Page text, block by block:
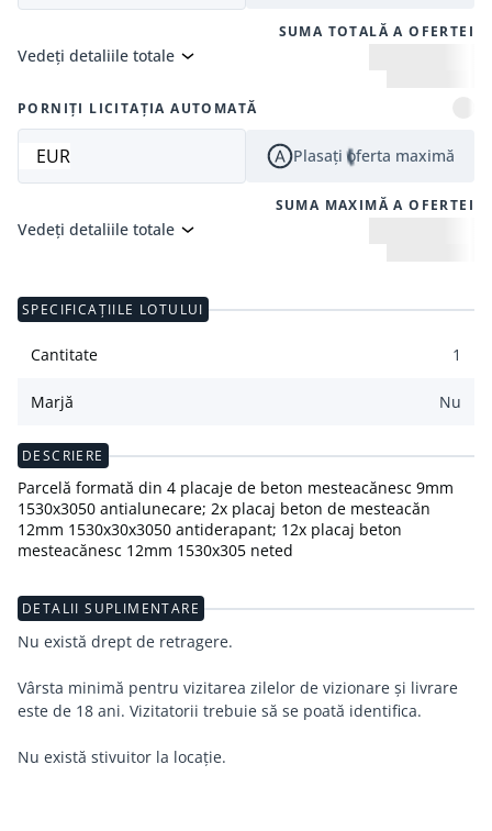
SUMA TOTALĂ A OFERTEI
Vedeți detaliile totale
PORNIȚI LICITAȚIA AUTOMATĂ
EUR Plasați oferta maximă
SUMA MAXIMĂ A OFERTEI
Vedeți detaliile totale
SPECIFICAȚIILE LOTULUI
Cantitate 1
Marjă Nu
DESCRIERE
Parcelă formată din 4 placaje de beton mesteacănesc 9mm
1530x3050 antialunecare; 2x placaj beton de mesteacăn
12mm 1530x30x3050 antiderapant; 12x placaj beton
mesteacănesc 12mm 1530x305 neted
DETALII SUPLIMENTARE
Nu există drept de retragere.
Vârsta minimă pentru vizitarea zilelor de vizionare și livrare
este de 18 ani. Vizitatorii trebuie să se poată identifica.